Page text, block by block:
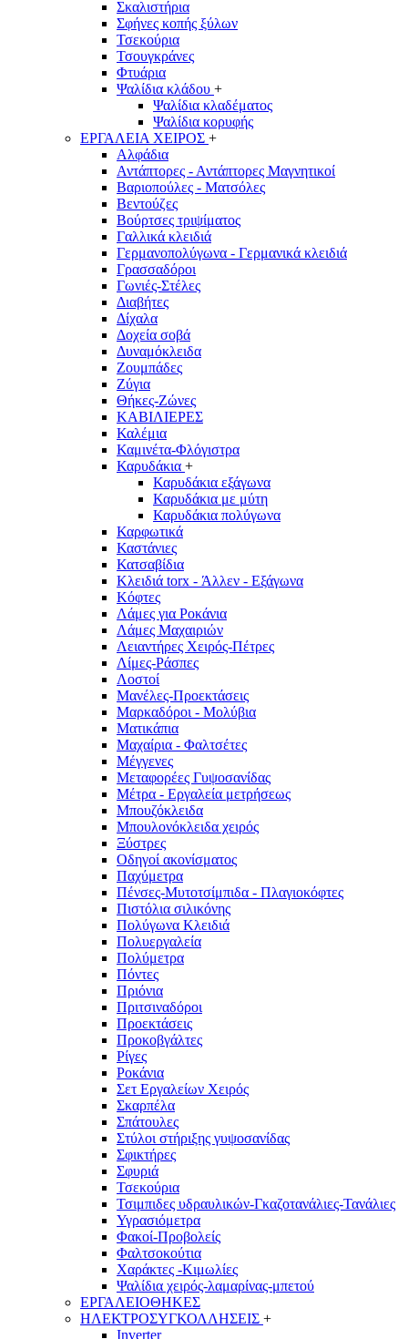
Σκαλιστήρια
Σφήνες κοπής ξύλων
Τσεκούρια
Τσουγκράνες
Φτυάρια
Ψαλίδια κλάδου +
Ψαλίδια κλαδέματος
Ψαλίδια κορυφής
ΕΡΓΑΛΕΙΑ ΧΕΙΡΟΣ +
Αλφάδια
Αντάπτορες - Αντάπτορες Μαγνητικοί
Βαριοπούλες - Ματσόλες
Βεντούζες
Βούρτσες τριψίματος
Γαλλικά κλειδιά
Γερμανοπολύγωνα - Γερμανικά κλειδιά
Γρασσαδόροι
Γωνιές-Στέλες
Διαβήτες
Δίχαλα
Δοχεία σοβά
Δυναμόκλειδα
Ζουμπάδες
Ζύγια
Θήκες-Ζώνες
ΚΑΒΙΛΙΕΡΕΣ
Καλέμια
Καμινέτα-Φλόγιστρα
Καρυδάκια +
Καρυδάκια εξάγωνα
Καρυδάκια με μύτη
Καρυδάκια πολύγωνα
Καρφωτικά
Καστάνιες
Κατσαβίδια
Κλειδιά torx - Άλλεν - Εξάγωνα
Κόφτες
Λάμες για Ροκάνια
Λάμες Μαχαιριών
Λειαντήρες Χειρός-Πέτρες
Λίμες-Ράσπες
Λοστοί
Μανέλες-Προεκτάσεις
Μαρκαδόροι - Μολύβια
Ματικάπια
Μαχαίρια - Φαλτσέτες
Μέγγενες
Μεταφορέες Γυψοσανίδας
Μέτρα - Εργαλεία μετρήσεως
Μπουζόκλειδα
Μπουλονόκλειδα χειρός
Ξύστρες
Οδηγοί ακονίσματος
Παχύμετρα
Πένσες-Μυτοτσίμπιδα - Πλαγιοκόφτες
Πιστόλια σιλικόνης
Πολύγωνα Κλειδιά
Πολυεργαλεία
Πολύμετρα
Πόντες
Πριόνια
Πριτσιναδόροι
Προεκτάσεις
Προκοβγάλτες
Ρίγες
Ροκάνια
Σετ Εργαλείων Χειρός
Σκαρπέλα
Σπάτουλες
Στύλοι στήριξης γυψοσανίδας
Σφικτήρες
Σφυριά
Τσεκούρια
Τσιμπιδες υδραυλικών-Γκαζοτανάλιες-Τανάλιες
Υγρασιόμετρα
Φακοί-Προβολείς
Φαλτσοκούτια
Χαράκτες -Κιμωλίες
Ψαλίδια χειρός-λαμαρίνας-μπετού
ΕΡΓΑΛΕΙΟΘΗΚΕΣ
ΗΛΕΚΤΡΟΣΥΓΚΟΛΛΗΣΕΙΣ +
Inverter